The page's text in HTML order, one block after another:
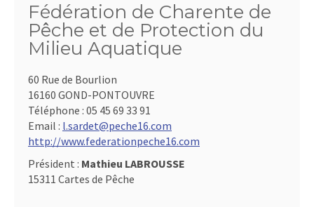
Fédération de Charente de
Pêche et de Protection du
Milieu Aquatique
60 Rue de Bourlion
16160 GOND-PONTOUVRE
Téléphone : 05 45 69 33 91
Email : l.sardet@peche16.com
http://www.federationpeche16.com
Président : Mathieu LABROUSSE
15311 Cartes de Pêche